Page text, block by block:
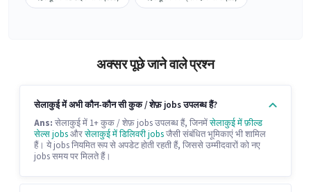
अक्सर पूछे जाने वाले प्रश्न
सेलाकुई में अभी कौन-कौन सी कुक / शेफ़ jobs उपलब्ध हैं?
Ans: सेलाकुई में 1+ कुक / शेफ़ jobs उपलब्ध हैं, जिनमेंसेलाकुई में फ़ील्ड
सेल्स jobsऔरसेलाकुई में डिलिवरी jobsजैसी संबंधित भूमिकाएं भी शामिल
हैं। ये jobs नियमित रूप से अपडेट होती रहती हैं, जिससे उम्मीदवारों को नए
jobs समय पर मिलते हैं।